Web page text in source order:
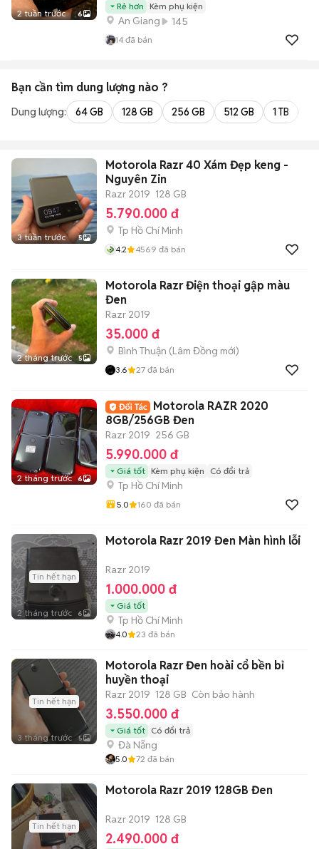
2 tuần trước 6
Rẻ hơn Kèm phụ kiện
An Giang 145
14 đã bán
Bạn cần tìm dung lượng nào ?
Dung lượng: 64 GB 128 GB 256 GB 512 GB 1 TB
3 tuần trước 5
Motorola Razr 40 Xám Đẹp keng -
Nguyên Zin
Razr 2019 128 GB
5.790.000 đ
Tp Hồ Chí Minh
4.2 4569 đã bán
2 tháng trước 5
Motorola Razr Điện thoại gập màu
Đen
Razr 2019
35.000 đ
Bình Thuận (Lâm Đồng mới)
3.6 27 đã bán
2 tháng trước 6
Motorola RAZR 2020
8GB/256GB Đen
Razr 2019 256 GB
5.990.000 đ
Giá tốt Kèm phụ kiện Có đổi trả
Tp Hồ Chí Minh
5.0 160 đã bán
Tin hết hạn
2 tháng trước 6
Motorola Razr 2019 Đen Màn hình lỗi
Razr 2019
1.000.000 đ
Giá tốt
Tp Hồ Chí Minh
4.0 23 đã bán
Tin hết hạn
3 tháng trước 5
Motorola Razr Đen hoài cổ bền bỉ
huyền thoại
Razr 2019 128 GB Còn bảo hành
3.550.000 đ
Giá tốt Có đổi trả
Đà Nẵng
5.0 72 đã bán
Tin hết hạn
Motorola Razr 2019 128GB Đen
Razr 2019 128 GB
2.490.000 đ